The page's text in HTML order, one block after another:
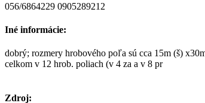
056/6864229 0905289212
Iné informácie:
dobrý; rozmery hrobového poľa sú cca 15m (š)
celkom v 12 hrob. poliach (v 4 za a v 8 pr
Zdroj: